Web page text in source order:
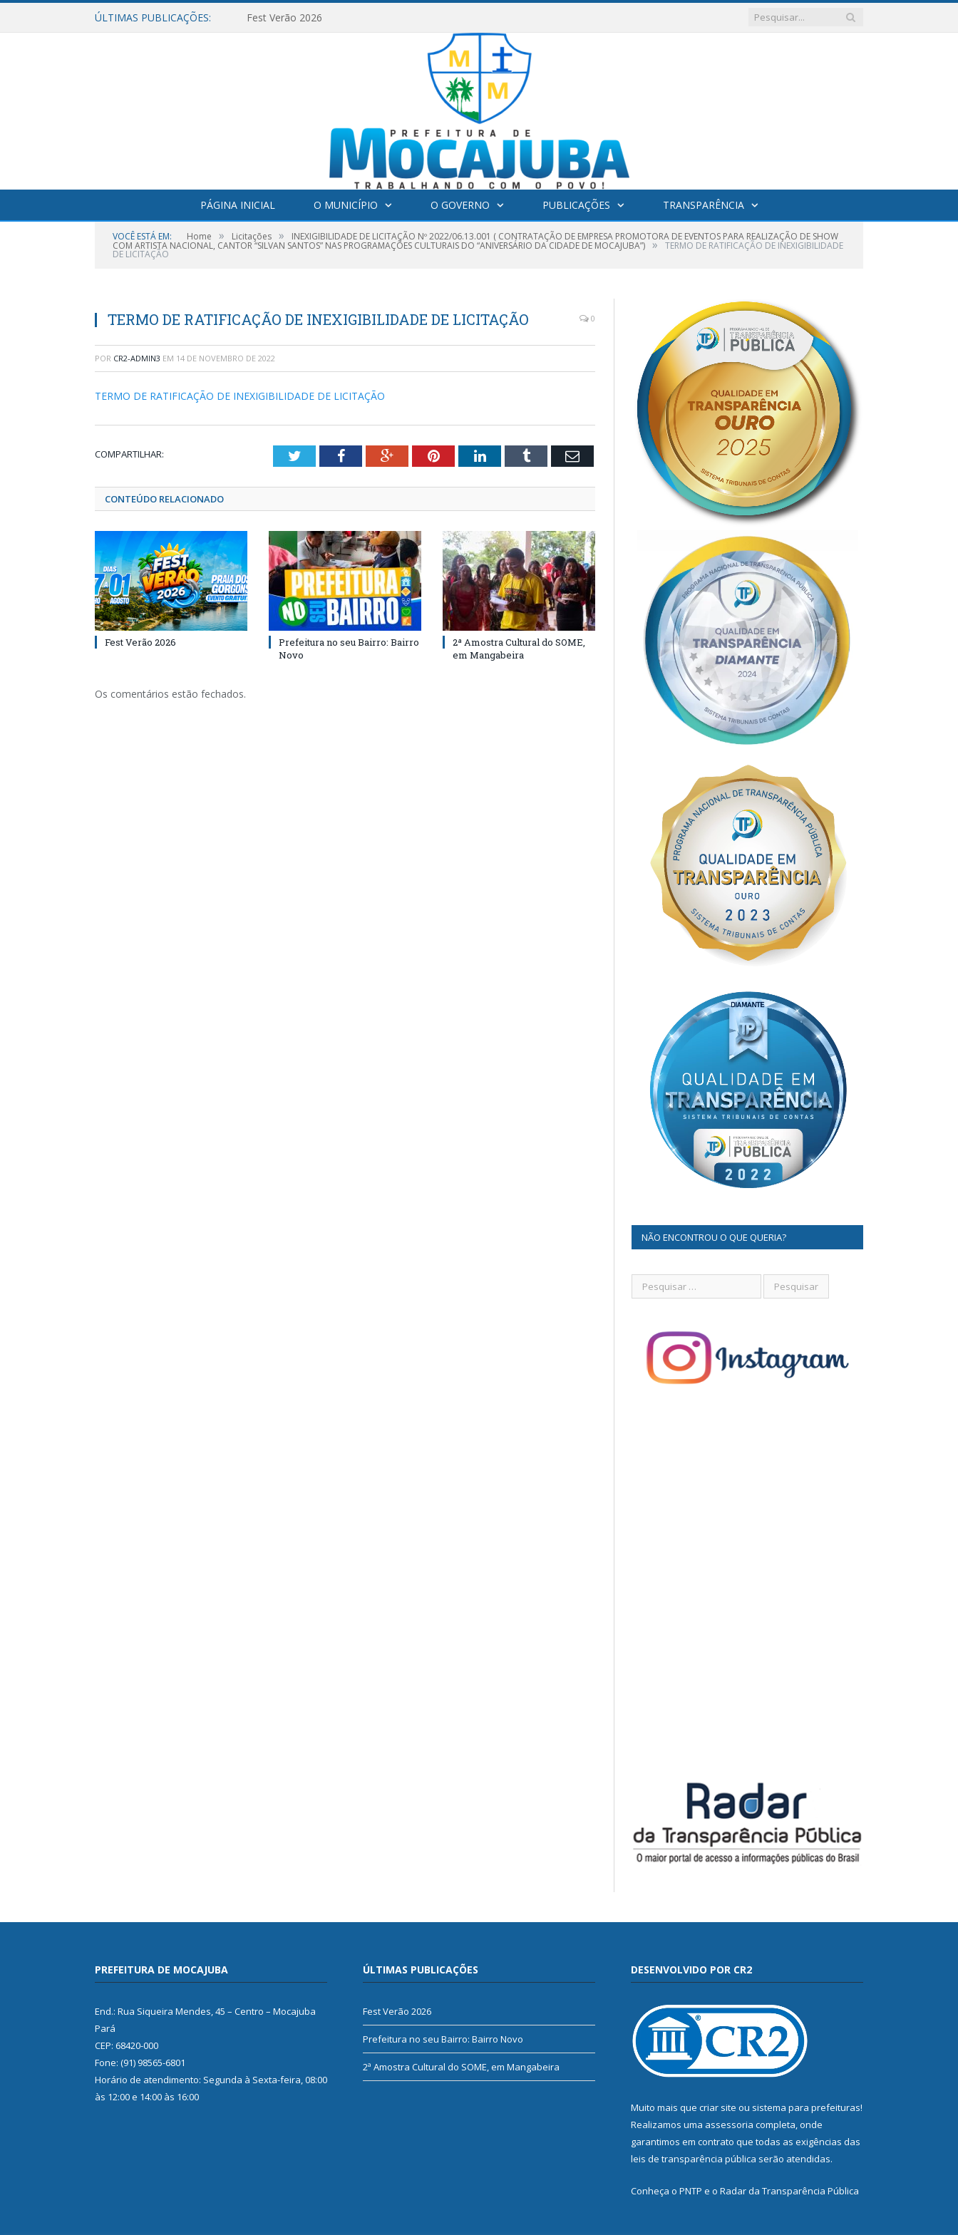
ÚLTIMAS PUBLICAÇÕES: Fest Verão 2026
PÁGINA INICIAL O MUNICÍPIO O GOVERNO PUBLICAÇÕES TRANSPARÊNCIA
VOCÊ ESTÁ EM: Home » Licitações » INEXIGIBILIDADE DE LICITAÇÃO Nº 2022/06.13.001 ( CONTRATAÇÃO DE EMPRESA PROMOTORA DE EVENTOS PARA REALIZAÇÃO DE SHOW
COM ARTISTA NACIONAL, CANTOR “SILVAN SANTOS” NAS PROGRAMAÇÕES CULTURAIS DO “ANIVERSÁRIO DA CIDADE DE MOCAJUBA”) » TERMO DE RATIFICAÇÃO DE INEXIGIBILIDADE
DE LICITAÇÃO
TERMO DE RATIFICAÇÃO DE INEXIGIBILIDADE DE LICITAÇÃO 0
POR CR2-ADMIN3 EM 14 DE NOVEMBRO DE 2022
TERMO DE RATIFICAÇÃO DE INEXIGIBILIDADE DE LICITAÇÃO
COMPARTILHAR: TwitterFacebookGoogle+PinterestLinkedInTumblr Email
CONTEÚDO RELACIONADO
Fest Verão 2026
Prefeitura no seu Bairro: Bairro
Novo
2ª Amostra Cultural do SOME,
em Mangabeira
Os comentários estão fechados.
NÃO ENCONTROU O QUE QUERIA?
PREFEITURA DE MOCAJUBA
End.: Rua Siqueira Mendes, 45 – Centro – Mocajuba
Pará
CEP: 68420-000
Fone: (91) 98565-6801
Horário de atendimento: Segunda à Sexta-feira, 08:00
às 12:00 e 14:00 às 16:00
ÚLTIMAS PUBLICAÇÕES
Fest Verão 2026
Prefeitura no seu Bairro: Bairro Novo
2ª Amostra Cultural do SOME, em Mangabeira
DESENVOLVIDO POR CR2
Muito mais que criar site ou sistema para prefeituras!
Realizamos uma assessoria completa, onde
garantimos em contrato que todas as exigências das
leis de transparência pública serão atendidas.
Conheça o PNTP e o Radar da Transparência Pública